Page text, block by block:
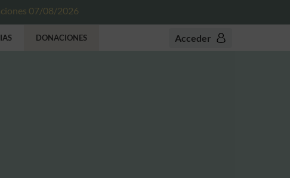
07/08/2026
DONACIONES Acceder